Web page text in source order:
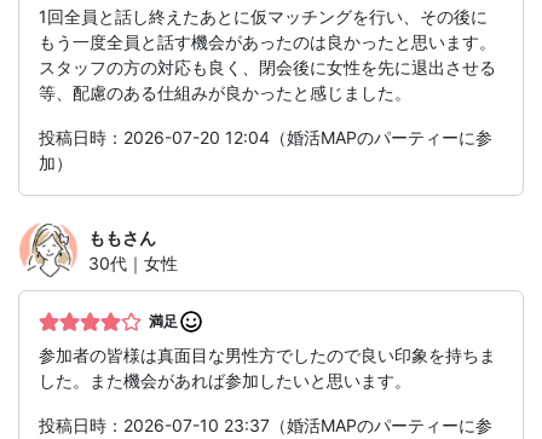
1回全員と話し終えたあとに仮マッチングを行い、その後に
もう一度全員と話す機会があったのは良かったと思います。
スタッフの方の対応も良く、閉会後に女性を先に退出させる
等、配慮のある仕組みが良かったと感じました。
投稿日時：2026-07-20 12:04（婚活MAPのパーティーに参
加）
ももさん
30代｜女性
満足
参加者の皆様は真面目な男性方でしたので良い印象を持ちま
した。また機会があれば参加したいと思います。
投稿日時：2026-07-10 23:37（婚活MAPのパーティーに参